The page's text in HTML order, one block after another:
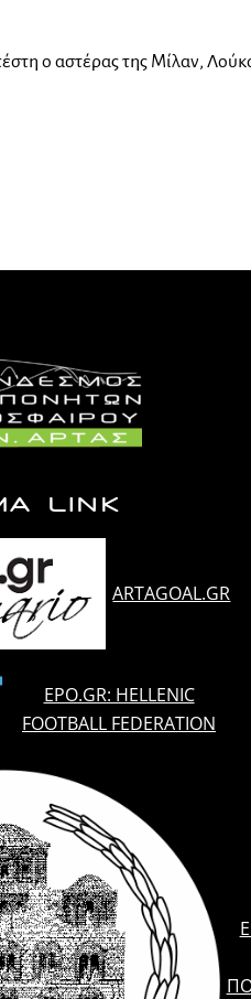
ο αστέρας της Μίλαν,
LINK
ARTAGOAL.GR
EPO.GR: HELLENIC
FOOTBALL FEDERATION